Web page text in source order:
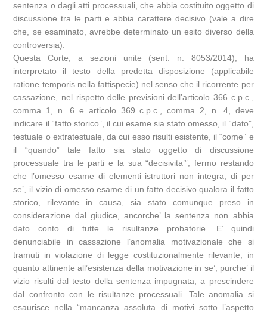
sentenza o dagli atti processuali, che abbia costituito oggetto di
discussione tra le parti e abbia carattere decisivo (vale a dire
che, se esaminato, avrebbe determinato un esito diverso della
controversia).
Questa Corte, a sezioni unite (sent. n. 8053/2014), ha
interpretato il testo della predetta disposizione (applicabile
ratione temporis nella fattispecie) nel senso che il ricorrente per
cassazione, nel rispetto delle previsioni dell’articolo 366 c.p.c.,
comma 1, n. 6 e articolo 369 c.p.c., comma 2, n. 4, deve
indicare il “fatto storico”, il cui esame sia stato omesso, il “dato”,
testuale o extratestuale, da cui esso risulti esistente, il “come” e
il “quando” tale fatto sia stato oggetto di discussione
processuale tra le parti e la sua “decisivita’”, fermo restando
che l’omesso esame di elementi istruttori non integra, di per
se’, il vizio di omesso esame di un fatto decisivo qualora il fatto
storico, rilevante in causa, sia stato comunque preso in
considerazione dal giudice, ancorche’ la sentenza non abbia
dato conto di tutte le risultanze probatorie. E’ quindi
denunciabile in cassazione l’anomalia motivazionale che si
tramuti in violazione di legge costituzionalmente rilevante, in
quanto attinente all’esistenza della motivazione in se’, purche’ il
vizio risulti dal testo della sentenza impugnata, a prescindere
dal confronto con le risultanze processuali. Tale anomalia si
esaurisce nella “mancanza assoluta di motivi sotto l’aspetto